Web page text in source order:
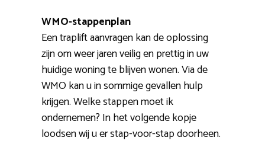
WMO-stappenplan
Een traplift aanvragen kan de oplossing
zijn om weer jaren veilig en prettig in uw
huidige woning te blijven wonen. Via de
WMO kan u in sommige gevallen hulp
krijgen. Welke stappen moet ik
ondernemen? In het volgende kopje
loodsen wij u er stap-voor-stap doorheen.